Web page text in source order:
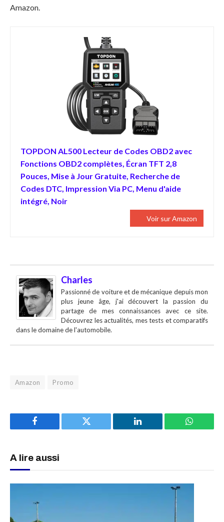
Amazon.
TOPDON AL500 Lecteur de Codes OBD2 avec
Fonctions OBD2 complètes, Écran TFT 2,8
Pouces, Mise à Jour Gratuite, Recherche de
Codes DTC, Impression Via PC, Menu d'aide
intégré, Noir
Voir sur Amazon
Charles
Passionné de voiture et de mécanique depuis mon
plus jeune âge, j'ai découvert la passion du
partage de mes connaissances avec ce site.
Découvrez les actualités, mes tests et comparatifs
dans le domaine de l'automobile.
Amazon Promo
Facebook Twitter LinkedIn
A lire aussi